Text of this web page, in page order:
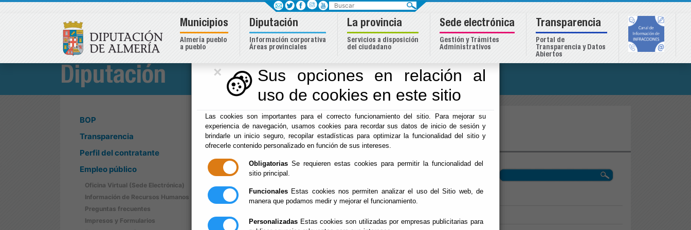
×
Sus opciones en relación al
uso de cookies en este sitio
Las cookies son importantes para el correcto funcionamiento del sitio. Para mejorar su
experiencia de navegación, usamos cookies para recordar sus datos de inicio de sesión y
brindarle un inicio seguro, recopilar estadísticas para optimizar la funcionalidad del sitio y
ofrecerle contenido personalizado en función de sus intereses.
Obligatorias Se requieren estas cookies para permitir la funcionalidad del
sitio principal.
Funcionales Estas cookies nos permiten analizar el uso del Sitio web, de
manera que podamos medir y mejorar el funcionamiento.
Personalizadas Estas cookies son utilizadas por empresas publicitarias para
Diputación
BOP
Transparencia
Perfil del contratante
Empleo público
Oficina Virtual (Sede Electrónica)
Información de Recursos Humanos
Preguntas frecuentes
Impresos y Formularios
Inicio -Diputación - Normas
Tablón de Anuncios
Suscripciones
Circulares e Instrucciones
Buscar
Municipios
Almería pueblo
a pueblo
Diputación
Información corporativa
Áreas provinciales
La provincia
Servicios a disposición
del ciudadano
Sede electrónica
Gestión y Trámites
Administrativos
Transparencia
Portal de
Transparencia y Datos
Abiertos